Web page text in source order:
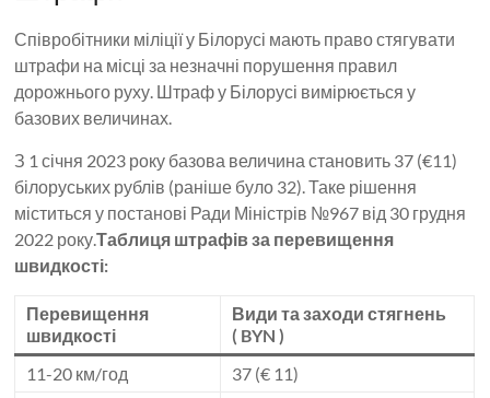
Співробітники міліції у Білорусі мають право стягувати
штрафи на місці за незначні порушення правил
дорожнього руху. Штраф у Білорусі вимірюється у
базових величинах.
З 1 січня 2023 року базова величина становить 37 (€11)
білоруських рублів (раніше було 32). Таке рішення
міститься у постанові Ради Міністрів №967 від 30 грудня
2022 року.Таблиця штрафів за перевищення
швидкості:
Перевищення
швидкості
Види та заходи стягнень
( BYN )
11-20 км/год
37 (€ 11)